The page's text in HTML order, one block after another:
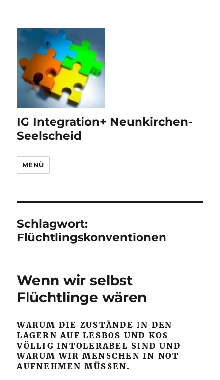
IG Integration+ Neunkirchen-
Seelscheid
MENÜ
Schlagwort:
Flüchtlingskonventionen
Wenn wir selbst
Flüchtlinge wären
WARUM DIE ZUSTÄNDE IN DEN
LAGERN AUF LESBOS UND KOS
VÖLLIG INTOLERABEL SIND UND
WARUM WIR MENSCHEN IN NOT
AUFNEHMEN MÜSSEN.